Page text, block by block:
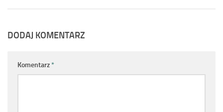
DODAJ KOMENTARZ
Komentarz *